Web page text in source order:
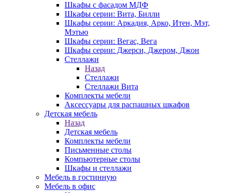
Шкафы с фасадом МДФ
Шкафы серии: Вита, Билли
Шкафы серии: Аркадия, Арко, Итен, Мэт,
Мэтью
Шкафы серии: Вегас, Вега
Шкафы серии: Джерси, Джером, Джон
Стеллажи
Назад
Стеллажи
Стеллажи Вита
Комплекты мебели
Аксессуары для распашных шкафов
Детская мебель
Назад
Детская мебель
Комплекты мебели
Письменные столы
Компьютерные столы
Шкафы и стеллажи
Мебель в гостинную
Мебель в офис